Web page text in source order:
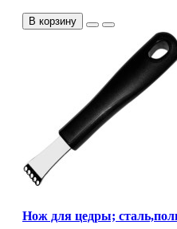
В корзину
Нож для цедры;